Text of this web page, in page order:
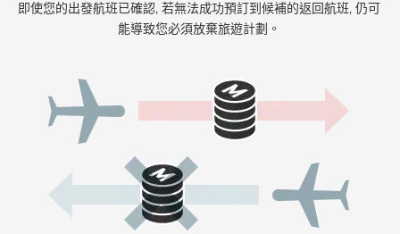
即使您的出發航班已確認‚ 若無法成功預訂到候補的返回航班‚ 仍可
能導致您必須放棄旅遊計劃。